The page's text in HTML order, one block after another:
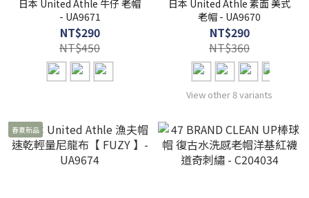
日本 United Athle 牛仔 老帽
- UA9671
NT$290
NT$450
日本 United Athle 素面 美式
老帽 - UA9670
NT$290
NT$360
View other 8 variants
春夏新品